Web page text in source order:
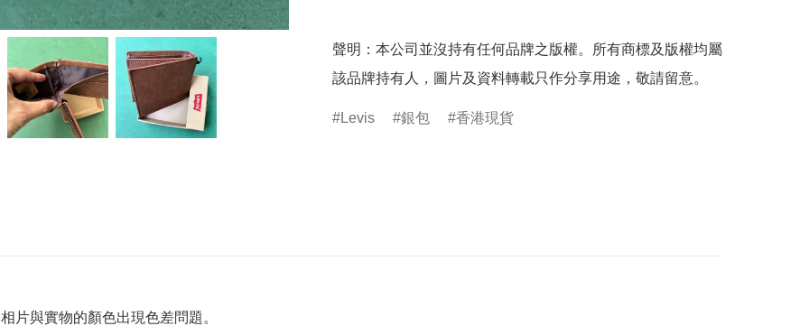
聲明：本公司並沒持有任何品牌之版權。所有商標及版權均屬
該品牌持有人，圖片及資料轉載只作分享用途，敬請留意。
Levis 銀包 香港現貨
與實物的顏色出現色差問題。